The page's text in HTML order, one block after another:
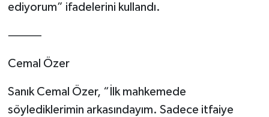
ediyorum” ifadelerini kullandı.
⸻
Cemal Özer
Sanık Cemal Özer, “İlk mahkemede
söylediklerimin arkasındayım. Sadece itfaiye